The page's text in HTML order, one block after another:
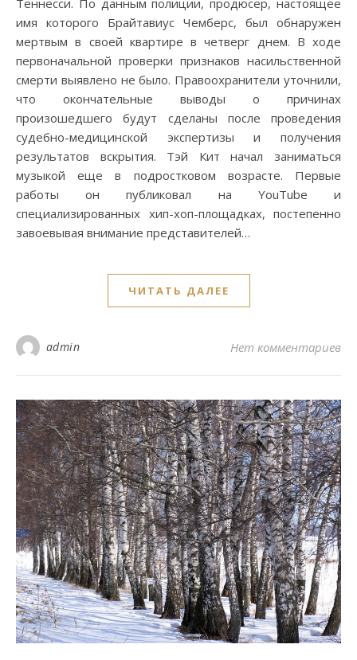
Теннесси. По данным полиции, продюсер, настоящее
имя которого Брайтавиус Чемберс, был обнаружен
мертвым в своей квартире в четверг днем. В ходе
первоначальной проверки признаков насильственной
смерти выявлено не было. Правоохранители уточнили,
что окончательные выводы о причинах
произошедшего будут сделаны после проведения
судебно-медицинской экспертизы и получения
результатов вскрытия. Тэй Кит начал заниматься
музыкой еще в подростковом возрасте. Первые
работы он публиковал на YouTube и
специализированных хип-хоп-площадках, постепенно
завоевывая внимание представителей…
ЧИТАТЬ ДАЛЕЕ
admin Нет комментариев